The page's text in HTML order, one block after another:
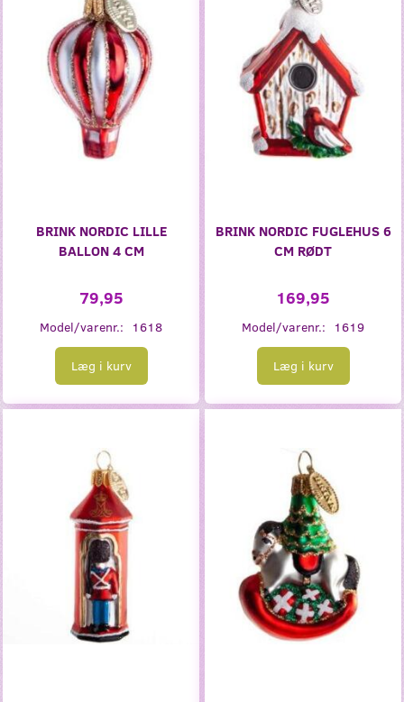
BRINK NORDIC LILLE
BALLON 4 CM
79,95
Model/varenr.: 1618
Læg i kurv
BRINK NORDIC FUGLEHUS 6
CM RØDT
169,95
Model/varenr.: 1619
Læg i kurv